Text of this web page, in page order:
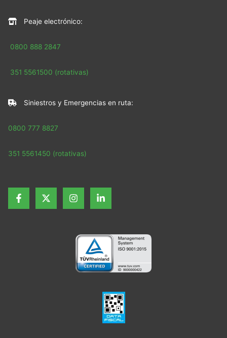
Peaje electrónico:
0800 888 2847
351 5561500 (rotativas)
Siniestros y Emergencias en ruta:
0800 777 8827
351 5561450 (rotativas)